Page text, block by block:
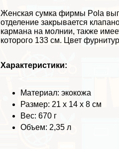
Женская сумка фирмы Pola
отделение закрывается
кармана на молнии, также
которого 133 см. Цвет
Хаpaктеристики:
Материал: экокожа
Размер: 21 х 14 х 8 см
Вес: 670 г
Объем: 2,35 л